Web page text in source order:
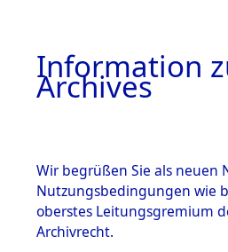
Information
Archives
Wir begrüßen Sie als neuen
Nutzungsbedingungen wie
oberstes Leitungsgremium
Archivrecht.